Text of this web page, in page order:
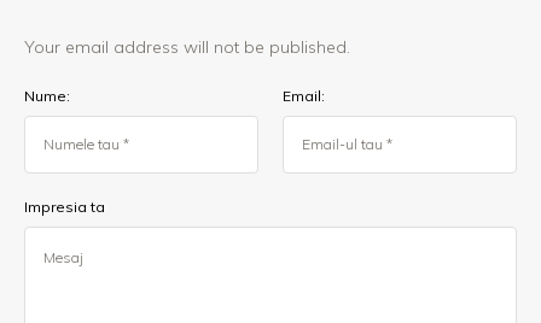
Your email address will not be published.
Nume: Email:
Impresia ta